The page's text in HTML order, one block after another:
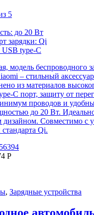
5
до 20 Вт
зарядки: Qi
USB type-C
модель беспроводного
– стильный
из материалов
C порт, защиту от
проводов и
до 20 Вт. Идеально
Совместимо с
стандарта Qi.
Р
, Зарядные устройства